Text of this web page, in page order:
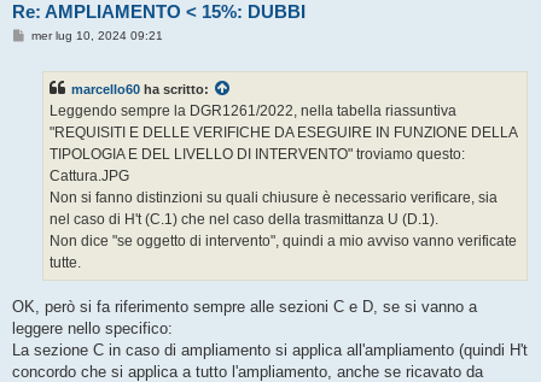
Re: AMPLIAMENTO < 15%: DUBBI
Mmer lug 10, 2024 09:21
marcello60 ha scritto:
Leggendo sempre la DGR1261/2022, nella tabella riassuntiva
"REQUISITI E DELLE VERIFICHE DA ESEGUIRE IN FUNZIONE DELLA
TIPOLOGIA E DEL LIVELLO DI INTERVENTO" troviamo questo:
Cattura.JPG
Non si fanno distinzioni su quali chiusure è necessario verificare, sia
nel caso di H't (C.1) che nel caso della trasmittanza U (D.1).
Non dice "se oggetto di intervento", quindi a mio avviso vanno verificate
tutte.
OK, però si fa riferimento sempre alle sezioni C e D, se si vanno a
leggere nello specifico:
La sezione C in caso di ampliamento si applica all'ampliamento (quindi H't
concordo che si applica a tutto l'ampliamento, anche se ricavato da